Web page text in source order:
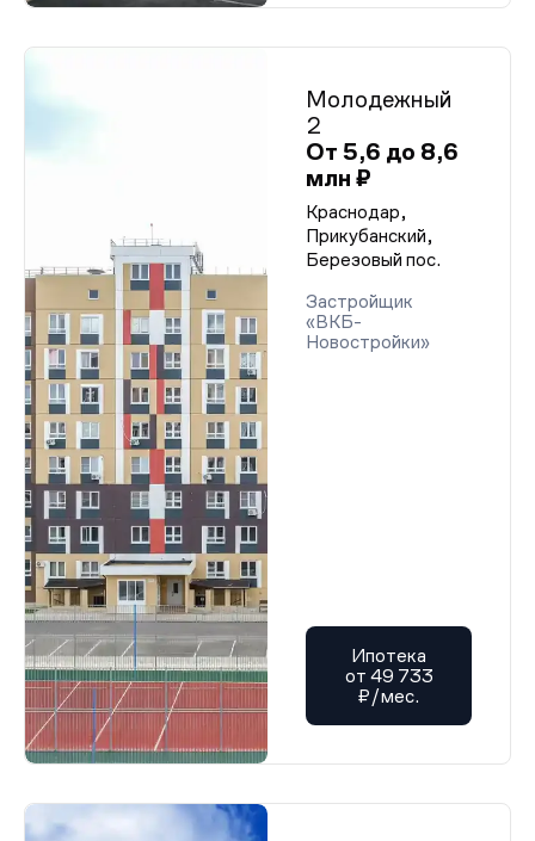
Молодежный
2
От 5,6 до 8,6
млн ₽
Краснодар,
Прикубанский,
Березовый пос.
Застройщик
«ВКБ-
Новостройки»
Ипотека
от 49 733
₽/мес.